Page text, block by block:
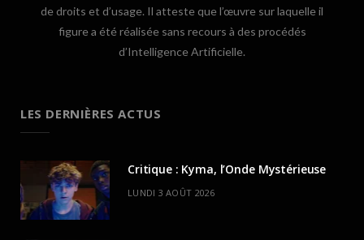
de droits et d’usage. Il atteste que l’œuvre sur laquelle il
figure a été réalisée sans recours à des procédés
d’Intelligence Artificielle.
LES DERNIÈRES ACTUS
Critique : Kyma, l’Onde Mystérieuse
LUNDI 3 AOÛT 2026